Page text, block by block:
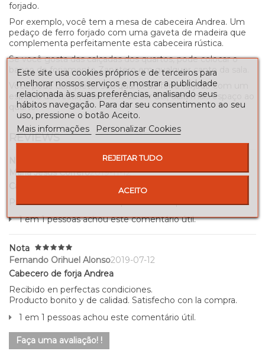
forjado.
Por exemplo, você tem a mesa de cabeceira Andrea. Um
pedaço de ferro forjado com uma gaveta de madeira que
complementa perfeitamente esta cabeceira rústica.
Se você gosta das calçadas dos quartos, pode colocar o
banco de forjamento Zapatero em qualquer canto da sala.
Você pode completar seu quarto de ferro forjado com um
espelho de vestir, que, além de ser útil, dará mais espaço ao
quarto.
REVIEWS
María Jesús Correro2019-11-12
Producto de calidad. Buen precio. Envío perfecto.
1 em 1 pessoas achou este comentário útil.
Nota
Fernando Orihuel Alonso2019-07-12
Cabecero de forja Andrea
Recibido en perfectas condiciones.
Producto bonito y de calidad. Satisfecho con la compra.
1 em 1 pessoas achou este comentário útil.
Faça uma avaliação! !
Este site usa cookies próprios e de terceiros para
melhorar nossos serviços e mostrar a publicidade
relacionada às suas preferências, analisando seus
hábitos navegação. Para dar seu consentimento ao seu
uso, pressione o botão Aceito.
Mais informações
Personalizar Cookies
REJEITAR TUDO
ACEITO